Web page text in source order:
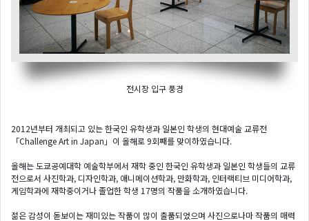
전시장 입구 풍경
2012년부터 개최되고 있는 한국인 유학생과 일본인 학생의 현대예술 교류전
「Challenge Art in Japan」이 올해로 9회째를 맞이하였습니다.
올해는 도쿄공예대학 예술학부에서 재학 중인 한국인 유학생과 일본인 학생들의 교류
전으로서 사진학과, 디자인학과, 애니메이션학과, 만화학과, 인터랙티브 미디어학과,
게임학과에 재학중이거나 졸업한 학생 17명의 작품을 소개하였습니다.
젊은 감성이 돋보이는 재미있는 작품이 많이 출품되었으며 사진으로나마 작품의 매력